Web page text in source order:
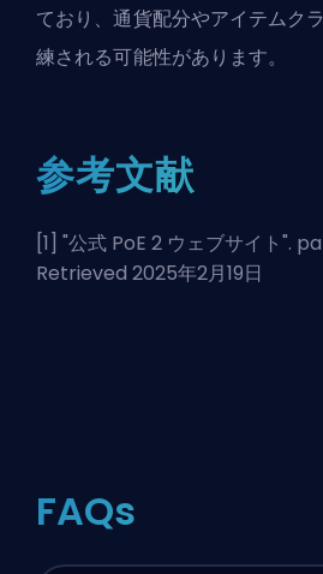
ており、通貨配分やアイテムク
練される可能性があります。
参考文献
[1] "公式 PoE 2 ウェブサイト".
Retrieved 2025年2月19日
FAQs